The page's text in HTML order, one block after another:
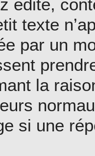
édité,
texte
par un
la
si une